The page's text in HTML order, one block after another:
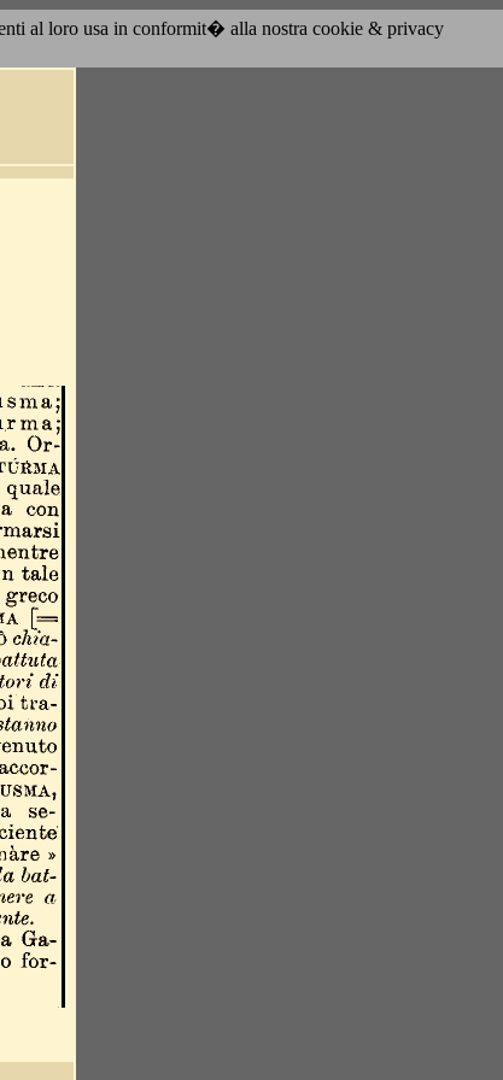
al loro usa in conformit� alla nostra cookie & privacy